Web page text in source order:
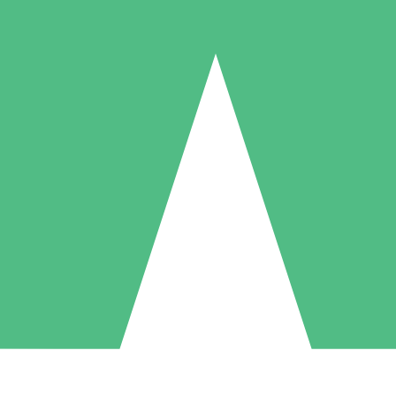
Packs de Crédits Individuels
à l'utilisation avec des crédits de téléchargement. Sans engagement
5 Téléchargements
US$